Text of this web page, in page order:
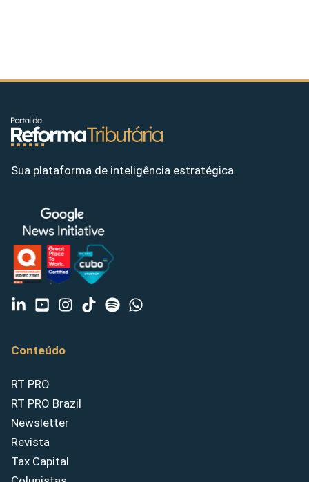
Sua plataforma de inteligência estratégica
Conteúdo
RT PRO
RT PRO Brazil
Newsletter
Revista
Tax Capital